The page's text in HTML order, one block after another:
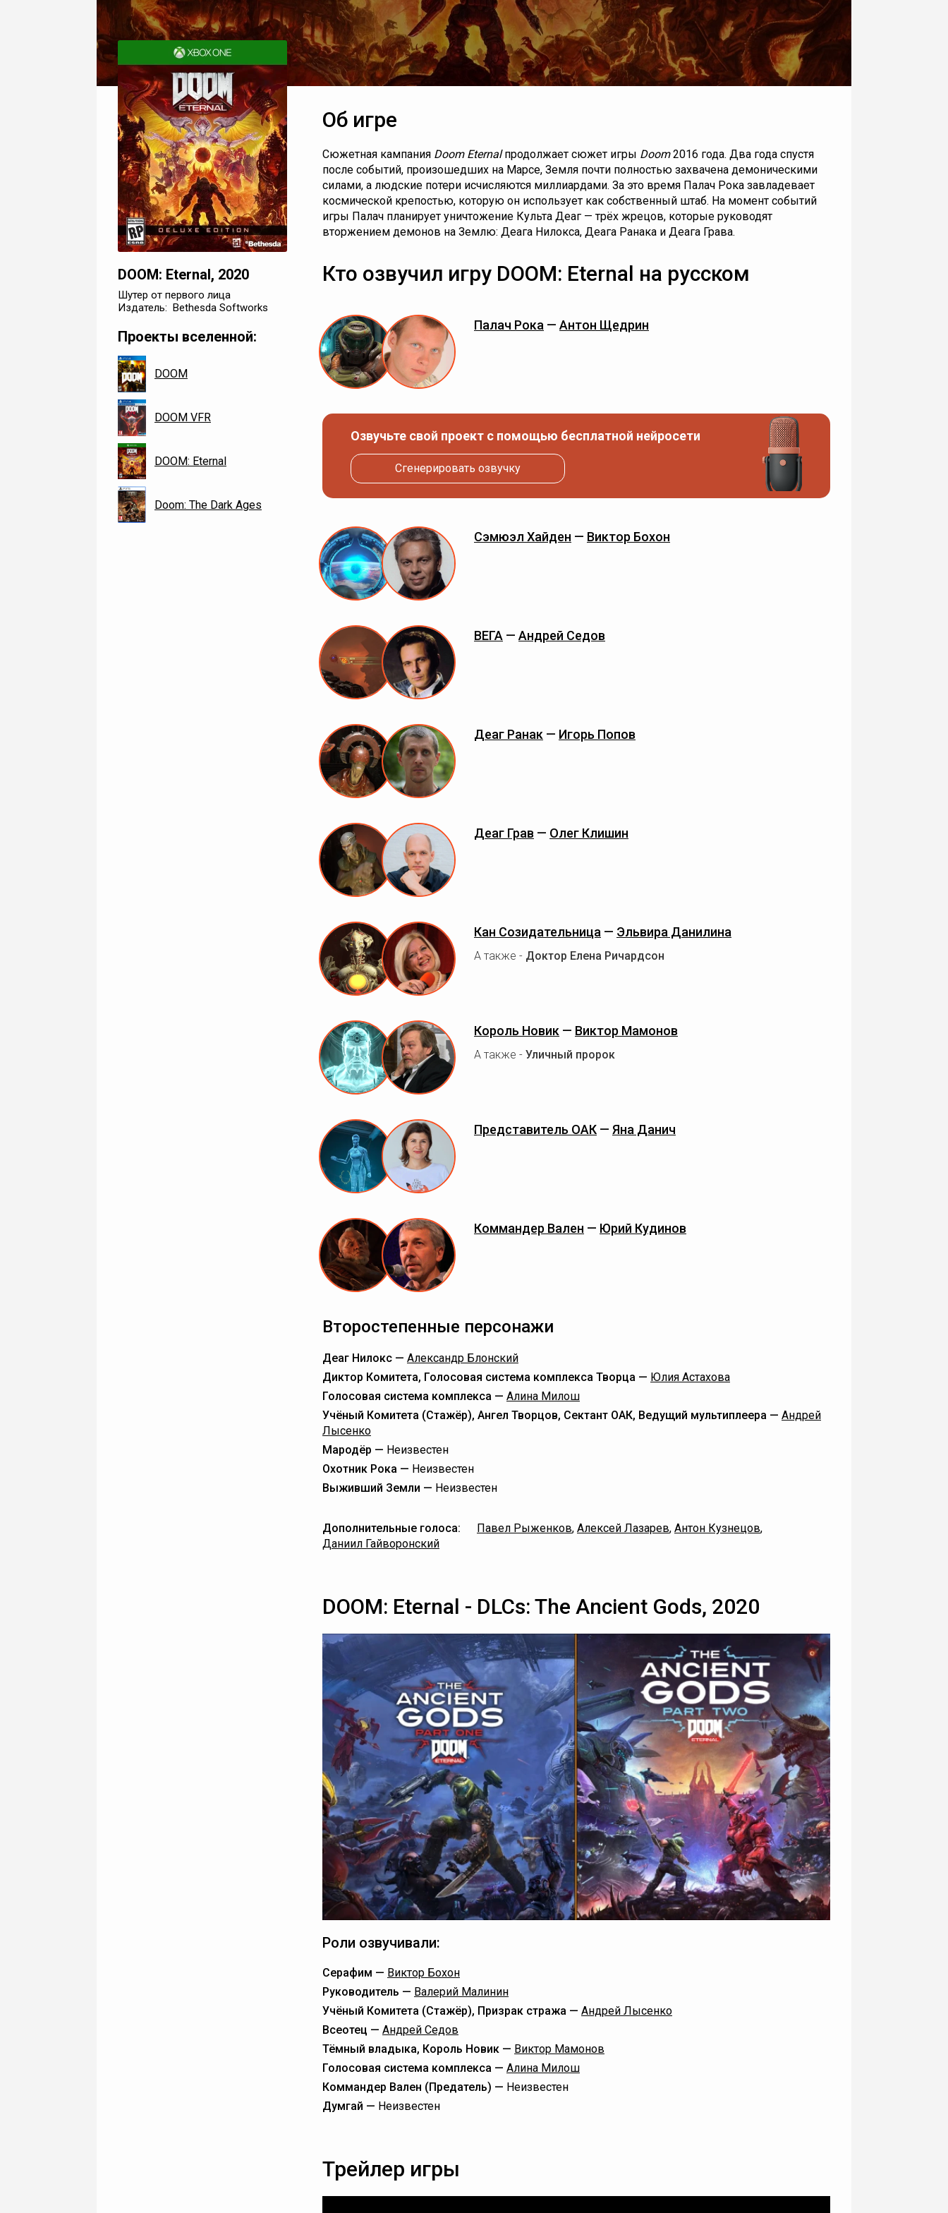
DOOM: Eternal, 2020
Шутер от первого лица
Издатель: Bethesda Softworks
Проекты вселенной:
DOOM
DOOM VFR
DOOM: Eternal
Doom: The Dark Ages
Об игре
Сюжетная кампания Doom Eternalпродолжает сюжет игры Doom2016 года. Два года спустя
после событий, произошедших на Марсе, Земля почти полностью захвачена демоническими
силами, а людские потери исчисляются миллиардами. За это время Палач Рока завладевает
космической крепостью, которую он использует как собственный штаб. На момент событий
игры Палач планирует уничтожение Культа Деаг — трёх жрецов, которые руководят
вторжением демонов на Землю: Деага Нилокса, Деага Ранака и Деага Грава.
Кто озвучил игру DOOM: Eternal на русском
Палач Рока — Антон Щедрин
Озвучьте свой проект с помощью бесплатной нейросети
Сгенерировать озвучку
Сэмюэл Хайден — Виктор Бохон
ВЕГА — Андрей Седов
Деаг Ранак — Игорь Попов
Деаг Грав — Олег Клишин
Кан Созидательница — Эльвира Данилина
А также - Доктор Елена Ричардсон
Король Новик — Виктор Мамонов
А также - Уличный пророк
Представитель ОАК — Яна Данич
Коммандер Вален — Юрий Кудинов
Второстепенные персонажи
Деаг Нилокс — Александр Блонский
Диктор Комитета, Голосовая система комплекса Творца — Юлия Астахова
Голосовая система комплекса — Алина Милош
Учёный Комитета (Стажёр), Ангел Творцов, Сектант ОАК, Ведущий мультиплеера — Андрей
Лысенко
Мародёр — Неизвестен
Охотник Рока — Неизвестен
Выживший Земли — Неизвестен
Дополнительные голоса: Павел Рыженков, Алексей Лазарев, Антон Кузнецов,
Даниил Гайворонский
DOOM: Eternal - DLCs: The Ancient Gods, 2020
Роли озвучивали:
Серафим — Виктор Бохон
Руководитель — Валерий Малинин
Учёный Комитета (Стажёр), Призрак стража — Андрей Лысенко
Всеотец — Андрей Седов
Тёмный владыка, Король Новик — Виктор Мамонов
Голосовая система комплекса — Алина Милош
Коммандер Вален (Предатель) — Неизвестен
Думгай — Неизвестен
Трейлер игры